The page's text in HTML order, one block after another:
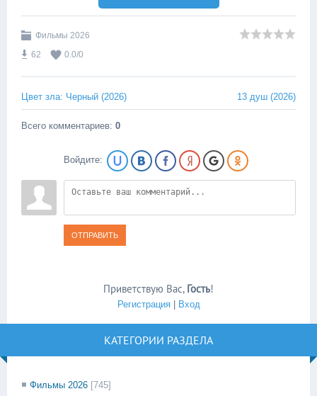
Фильмы 2026
62
0.0/0
Цвет зла: Черный (2026) 13 душ (2026)
Всего комментариев: 0
Войдите:
ОТПРАВИТЬ
Приветствую Вас, Гость!
Регистрация| Вход
КАТЕГОРИИ РАЗДЕЛА
Фильмы 2026 [745]